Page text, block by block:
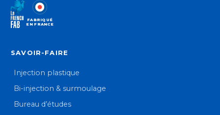
FABRIQUÉ
EN FRANCE
SAVOIR-FAIRE
Injection plastique
Bi-injection & surmoulage
Bureau d’études